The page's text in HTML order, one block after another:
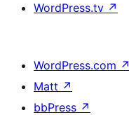
WordPress.tv ↗
WordPress.com ↗
Matt ↗
bbPress ↗